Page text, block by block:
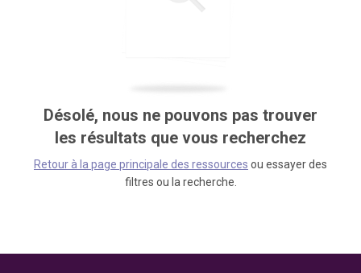
Désolé, nous ne pouvons pas trouver
les résultats que vous recherchez
Retour à la page principale des ressources ou essayer des
filtres ou la recherche.